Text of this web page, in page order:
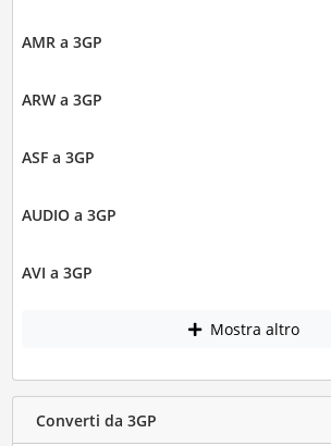
AMR a 3GP
ARW a 3GP
ASF a 3GP
AUDIO a 3GP
AVI a 3GP
Mostra altro
Converti da 3GP